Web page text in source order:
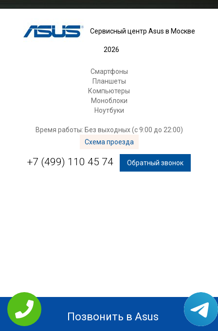
Сервисный центр Asus в Москве
2026
Смартфоны
Планшеты
Компьютеры
Моноблоки
Ноутбуки
Время работы: Без выходных (с 9:00 до 22:00)
Схема проезда
+7 (499) 110 45 74 Обратный звонок
Позвонить в Asus